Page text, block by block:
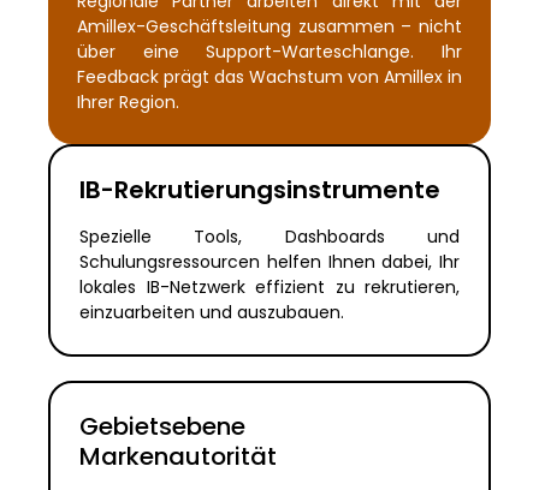
Amillex-Geschäftsleitung zusammen – nicht
über eine Support-Warteschlange. Ihr
Feedback prägt das Wachstum von Amillex in
Ihrer Region.
IB-Rekrutierungsinstrumente
Spezielle Tools, Dashboards und
Schulungsressourcen helfen Ihnen dabei, Ihr
lokales IB-Netzwerk effizient zu rekrutieren,
einzuarbeiten und auszubauen.
Gebietsebene
Markenautorität